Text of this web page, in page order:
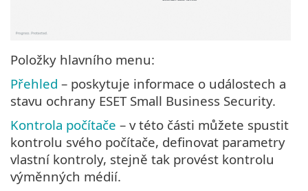
Položky hlavního menu:
Přehled – poskytuje informace o událostech a
stavu ochrany ESET Small Business Security.
Kontrola počítače – v této části můžete spustit
kontrolu svého počítače, definovat parametry
vlastní kontroly, stejně tak provést kontrolu
výměnných médií.